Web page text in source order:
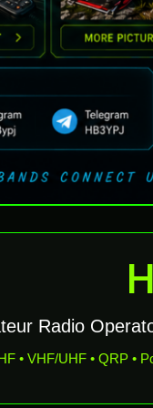
Radio
• VHF/UHF • QRP •